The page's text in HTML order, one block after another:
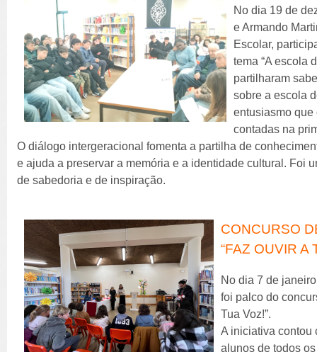
No dia 19 de
e Armando
Escolar,
tema “A escola
partilharam
sobre a escola
entusiasmo que
contadas na
O diálogo intergeracional fomenta a partilha de
e ajuda a preservar a memória e a identidade cultural. Foi
de sabedoria e de inspiração.
CONCURSO
“FAZ OUVIR A
No dia 7 de
foi palco do
Tua Voz!”.
A iniciativa contou
alunos de todos